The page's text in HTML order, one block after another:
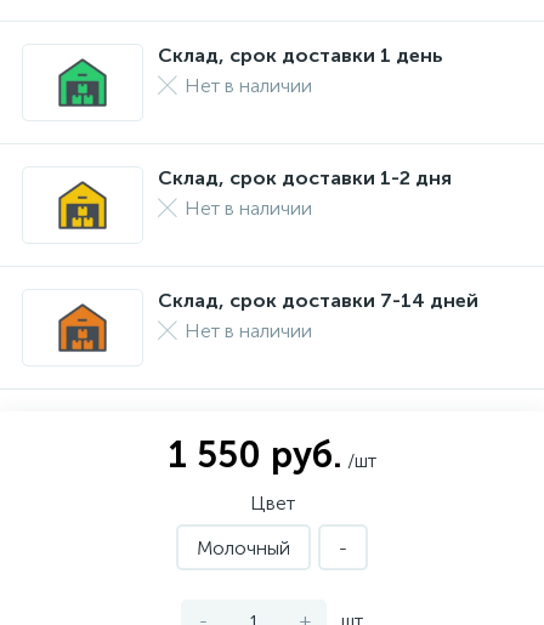
Склад, срок доставки 1 день
Нет в наличии
Склад, срок доставки 1-2 дня
Нет в наличии
Склад, срок доставки 7-14 дней
Нет в наличии
1 550 руб. /шт
Цвет
Молочный
-